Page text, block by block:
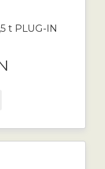
t PLUG-IN